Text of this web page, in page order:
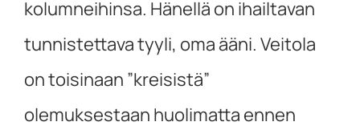
kolumneihinsa. Hänellä on ihailtavan
tunnistettava tyyli, oma ääni. Veitola
on toisinaan ”kreisistä”
olemuksestaan huolimatta ennen